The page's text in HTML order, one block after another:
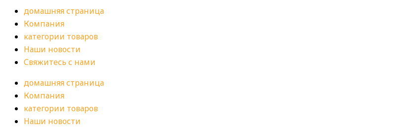
домашняя страница
Компания
категории товаров
Наши новости
Свяжитесь с нами
домашняя страница
Компания
категории товаров
Наши новости